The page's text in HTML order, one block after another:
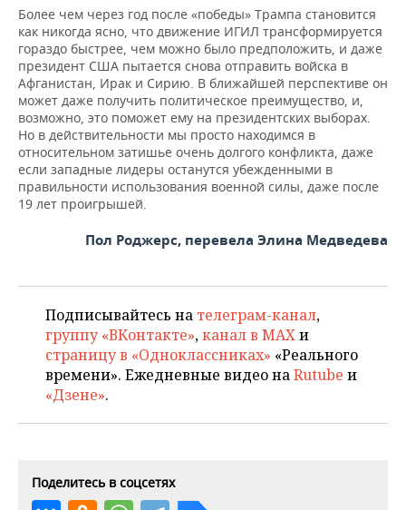
Более чем через год после «победы» Трампа становится
как никогда ясно, что движение ИГИЛ трансформируется
гораздо быстрее, чем можно было предположить, и даже
президент США пытается снова отправить войска в
Афганистан, Ирак и Сирию. В ближайшей перспективе он
может даже получить политическое преимущество, и,
возможно, это поможет ему на президентских выборах.
Но в действительности мы просто находимся в
относительном затишье очень долгого конфликта, даже
если западные лидеры останутся убежденными в
правильности использования военной силы, даже после
19 лет проигрышей.
Пол Роджерс, перевела Элина Медведева
Подписывайтесь на телеграм-канал,
группу «ВКонтакте»,канал в MAXи
страницу в «Одноклассниках» «Реального
времени». Ежедневные видео наRutube и
«Дзене».
Поделитесь в соцсетях